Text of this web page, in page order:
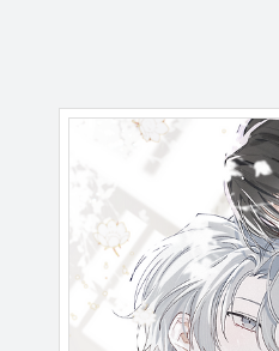
모든 게 변화하는 쓸쓸한 세계에
네 마음은 변함없이 영영 반짝이
@_samGak
banner ㅤ @menherahidari
banner